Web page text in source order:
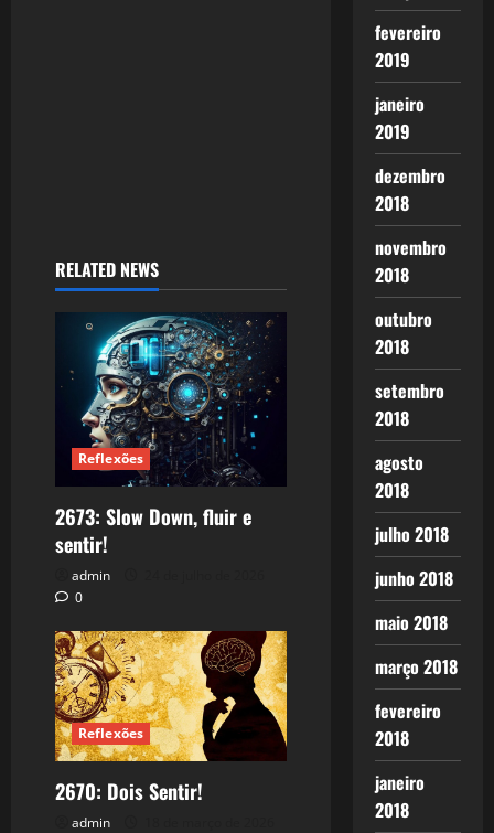
RELATED NEWS
Reflexões
2673: Slow Down, fluir e
sentir!
admin
0
Reflexões
2670: Dois Sentir!
admin
fevereiro
2019
janeiro
2019
dezembro
2018
novembro
2018
outubro
2018
setembro
2018
agosto
2018
julho 2018
junho 2018
maio 2018
março 2018
fevereiro
2018
janeiro
2018